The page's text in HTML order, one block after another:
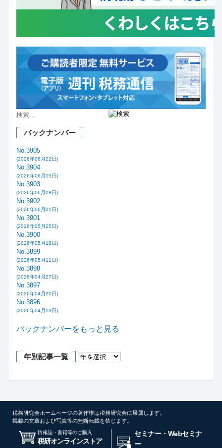
バックナンバー
No.3905
(2026年06月22日)
No.3904
(2026年06月15日)
No.3903
(2026年06月08日)
No.3902
(2026年06月01日)
No.3901
(2026年05月25日)
No.3900
(2026年05月18日)
No.3899
(2026年05月11日)
No.3898
(2026年04月27日)
No.3897
(2026年04月20日)
No.3896
(2026年04月13日)
バックナンバーをもっと見る
年別記事一覧
税務研究会ホームページの著作権は税務研究会に帰属します。
掲載の文章および写真等の無断転載を禁じます。
情報誌・書籍等のご購入
税研オンラインストア
セミナー・Webセミナ
ー